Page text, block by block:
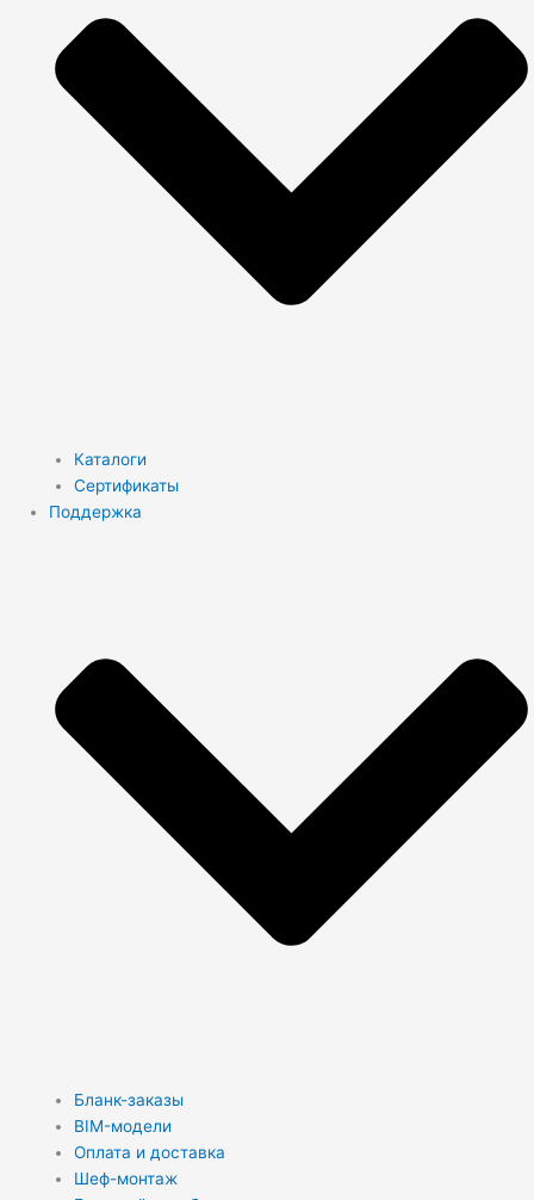
Каталоги
Сертификаты
Поддержка
Бланк-заказы
BIM-модели
Оплата и доставка
Шеф-монтаж